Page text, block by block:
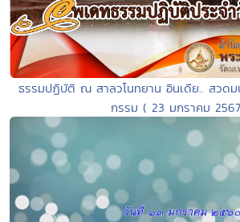
ธรรมปฏิบัติ ณ สาลวโนทยาน อินเดีย.. สวดม
กรรม ( 23 มกราคม